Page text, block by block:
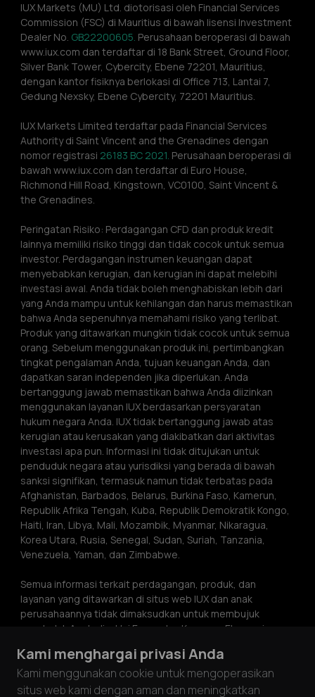
IUX Markets (MU) Ltd. diotorisasi oleh Financial Services
Commission (FSC) di Mauritius di bawah lisensi Investment
Dealer No. GB22200605. Perusahaan beroperasi di bawah
www.iux.com dan terdaftar di 18 Bank Street, Ground Floor,
Silver Bank Tower, Cybercity, Ebene 72201, Mauritius,
dengan kantor fisiknya berlokasi di Office 713, Lantai 7,
Gedung Nexsky, Ebene Cybercity, 72201 Mauritius.
IUX Markets Limited terdaftar pada Financial Services
Authority di Saint Vincent and the Grenadines dengan
nomor registrasi 26183 BC 2021. Perusahaan beroperasi di
bawah www.iux.com dan terdaftar di Euro House,
Richmond Hill Road, Kingstown, VC0100, Saint Vincent &
the Grenadines.
Peringatan Risiko: Perdagangan CFD dan produk kredit
lainnya memiliki risiko tinggi dan tidak cocok untuk semua
investor. Perdagangan instrumen keuangan dapat
menyebabkan kerugian, dan kerugian ini dapat melebihi
investasi awal. Anda tidak boleh menghabiskan lebih dari
yang Anda mampu untuk kehilangan dan harus memastikan
bahwa Anda sepenuhnya memahami risiko yang terlibat.
Produk yang ditawarkan mungkin tidak cocok untuk semua
orang. Sebelum menggunakan produk ini, pertimbangkan
tingkat pengalaman Anda, tujuan keuangan Anda, dan
dapatkan saran independen jika diperlukan. Anda
bertanggung jawab memastikan bahwa Anda diizinkan
menggunakan layanan IUX berdasarkan persyaratan
hukum negara Anda. IUX tidak bertanggung jawab atas
kerugian atau kerusakan yang diakibatkan dari aktivitas
investasi apa pun. Informasi ini tidak ditujukan untuk
penduduk negara atau yurisdiksi yang berada di bawah
sanksi signifikan, termasuk namun tidak terbatas pada
Afghanistan, Barbados, Belarus, Burkina Faso, Kamerun,
Republik Afrika Tengah, Kuba, Republik Demokratik Kongo,
Haiti, Iran, Libya, Mali, Mozambik, Myanmar, Nikaragua,
Korea Utara, Rusia, Senegal, Sudan, Suriah, Tanzania,
Venezuela, Yaman, dan Zimbabwe.
Semua informasi terkait perdagangan, produk, dan
layanan yang ditawarkan di situs web IUX dan anak
perusahaannya tidak dimaksudkan untuk membujuk
penduduk Australia, Uni Eropa dan Kawasan Ekonomi
Amerika Serikat. Informasi di situs web ini bukan
merupakan saran investasi atau rekomendasi atau ajakan
untuk terlibat dalam aktivitas investasi apa pun. Informasi
Kami menghargai privasi Anda
Kami menggunakan cookie untuk mengoperasikan
situs web kami dengan aman dan meningkatkan